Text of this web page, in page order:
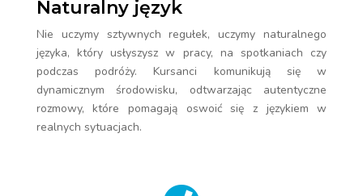
Naturalny język
Nie uczymy sztywnych regułek, uczymy naturalnego
języka, który usłyszysz w pracy, na spotkaniach czy
podczas podróży. Kursanci komunikują się w
dynamicznym środowisku, odtwarzając autentyczne
rozmowy, które pomagają oswoić się z językiem w
realnych sytuacjach.